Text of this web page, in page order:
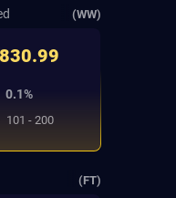
(WW)
830.99
0.1%
101 - 200
(FT)